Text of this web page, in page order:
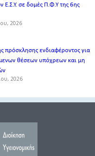
Ε.Σ.Υ. σε δομές Π.Φ.Υ της 6ης
2026
πρόσκλησης ενδιαφέροντος για
θέσεων υπόχρεων και μη
2026